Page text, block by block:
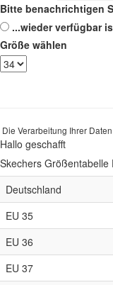
Bitte benachrichtigen
...wieder verfügbar
Größe wählen
Die Verarbeitung Ihrer
Hallo geschafft
Skechers Größentabelle
Deutschland
EU 35
EU 36
EU 37